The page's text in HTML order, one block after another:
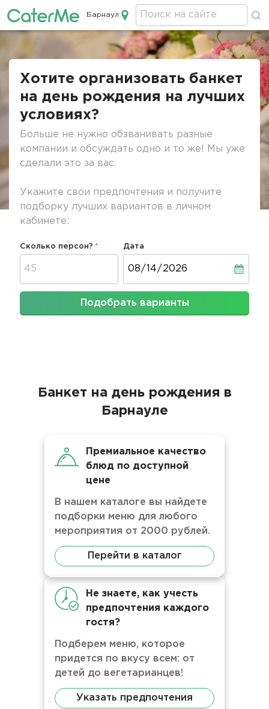
Кейтеринг в Барнауле
Барнаул
Строка
Хотите организовать банкет
на день рождения на лучших
условиях?
Больше не нужно обзванивать разные
компании и обсуждать одно и то же! Мы уже
сделали это за вас.
Укажите свои предпочтения и получите
подборку лучших вариантов в личном
кабинете:
Сколько персон? Дата
Подобрать варианты
Банкет на день рождения в
Барнауле
Премиальное качество
блюд по доступной
цене
В нашем каталоге вы найдете
подборки меню для любого
мероприятия от 2000 рублей.
Перейти в каталог
Не знаете, как учесть
предпочтения каждого
гостя?
Подберем меню, которое
придется по вкусу всем: от
детей до вегетарианцев!
Указать предпочтения